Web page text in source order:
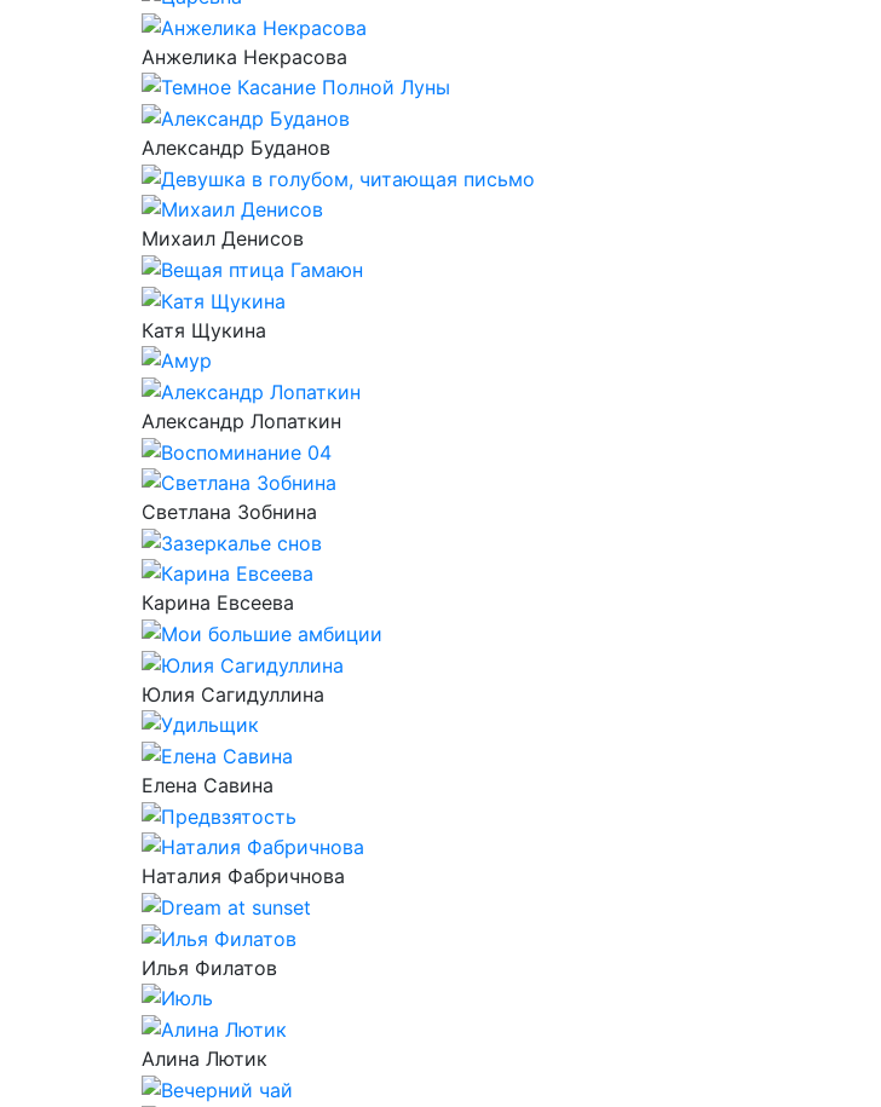
Анжелика Некрасова
Александр Буданов
Михаил Денисов
Катя Щукина
Александр Лопаткин
Светлана Зобнина
Карина Евсеева
Юлия Сагидуллина
Елена Савина
Наталия Фабричнова
Илья Филатов
Алина Лютик